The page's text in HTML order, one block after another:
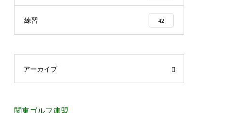
練習 42
アーカイブ
関東ゴルフ連盟